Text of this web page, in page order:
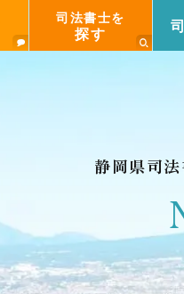
司法書士を
探す
静岡県司